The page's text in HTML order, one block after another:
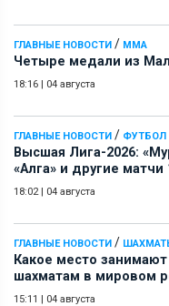
ГЛАВНЫЕ НОВОСТИ / ММА
Четыре медали из
18:16 | 04 августа
ГЛАВНЫЕ НОВОСТИ / ФУТБОЛ
Высшая Лига-2026:
«Алга» и другие матчи
18:02| 04 августа
ГЛАВНЫЕ НОВОСТИ /
Какое место
шахматам в мировом
15:11 | 04 августа